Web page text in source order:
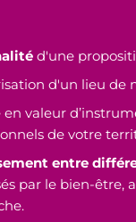
d'une
d'un lieu de
en valeur
de votre
entre
par le bien-être,